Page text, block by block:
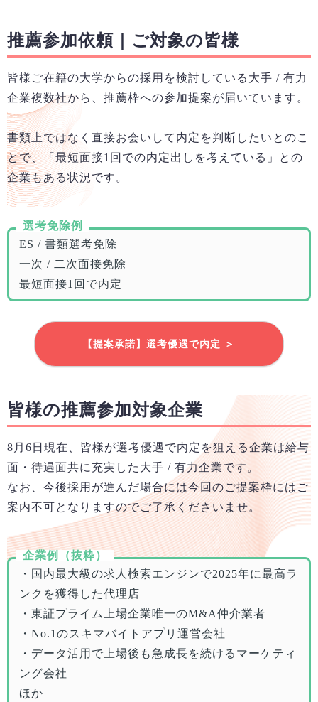
推薦参加依頼｜ご対象の皆様
皆様ご在籍の大学からの採用を検討している大手 / 有力
企業複数社から、推薦枠への参加提案が届いています。
書類上ではなく直接お会いして内定を判断したいとのこ
とで、「最短面接1回での内定出しを考えている」との
企業もある状況です。
選考免除例
ES / 書類選考免除
一次 / 二次面接免除
最短面接1回で内定
【提案承諾】選考優遇で内定 ＞
皆様の推薦参加対象企業
8月6日 現在、皆様が選考優遇で内定を狙える企業は給与
面・待遇面共に充実した大手 / 有力企業です。
なお、今後採用が進んだ場合には今回のご提案枠にはご
案内不可となりますのでご了承くださいませ。
企業例（抜粋）
・国内最大級の求人検索エンジンで2025年に最高ラ
ンクを獲得した代理店
・東証プライム上場企業唯一のM&A仲介業者
・No.1のスキマバイトアプリ運営会社
・データ活用で上場後も急成長を続けるマーケティ
ング会社
ほか